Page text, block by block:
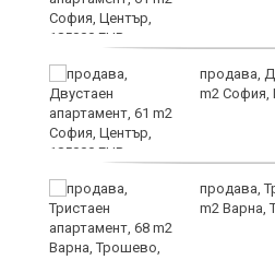
продава,
m2 София,
продава,
m2 Варна,